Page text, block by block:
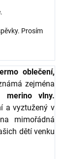
Prosím
oblečení,
zejména
merino vlny.
a vyztužený v
mimořádná
dětí venku